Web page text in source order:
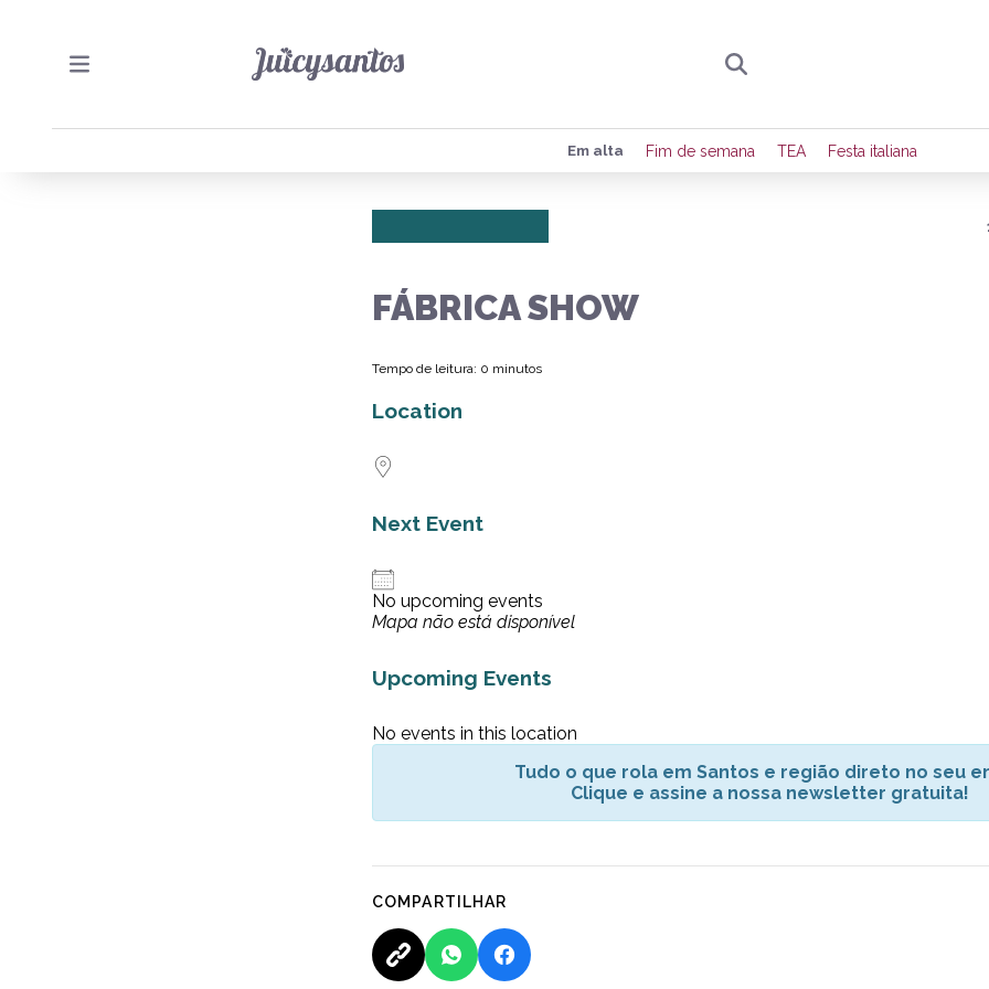
Preencha seus dados para receber toda
de eventos e notícias da região.
Em alta Fim de semana TEA Festa italiana
FÁBRICA SHOW
Tempo de leitura: 0 minutos
Location
Next Event
No upcoming events
Mapa não está disponível
Upcoming Events
No events in this location
Tudo o que rola em Santos e região direto no seu
Clique e assine a nossa newsletter gratuita!
COMPARTILHAR